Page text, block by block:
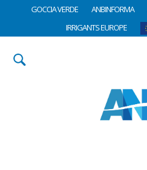
GOCCIA VERDE ANBINFORMA
IRRIGANTS EUROPE